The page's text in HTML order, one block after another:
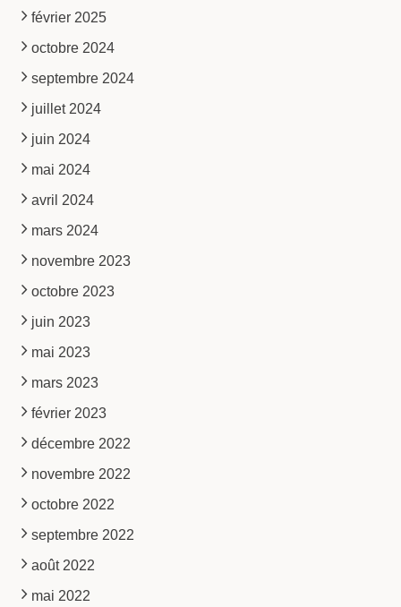
février 2025
octobre 2024
septembre 2024
juillet 2024
juin 2024
mai 2024
avril 2024
mars 2024
novembre 2023
octobre 2023
juin 2023
mai 2023
mars 2023
février 2023
décembre 2022
novembre 2022
octobre 2022
septembre 2022
août 2022
mai 2022